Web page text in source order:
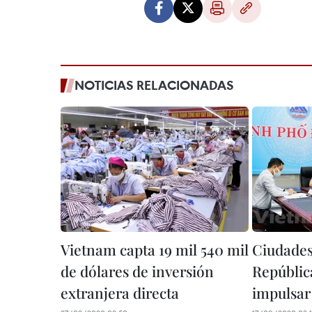
NOTICIAS RELACIONADAS
Vietnam capta 19 mil 540 mil
de dólares de inversión
extranjera directa